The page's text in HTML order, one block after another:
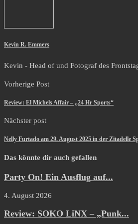
Kevin R. Emmers
Kevin - Head of und Fotograf des
Vorherige Post
Review: El Michels Affair – „24 Hr Sports“
Nächster post
Nelly Furtado am 29. August 2025 in der Zitadelle
Das könnte dir auch gefallen
Party On! Ein Ausflug auf...
4. August 2026
Review: SOKO LiNX – „Punk...